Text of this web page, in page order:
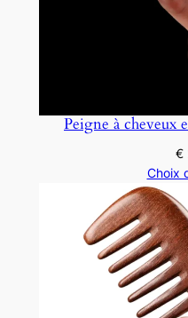
Peigne à cheveux
€
Choix